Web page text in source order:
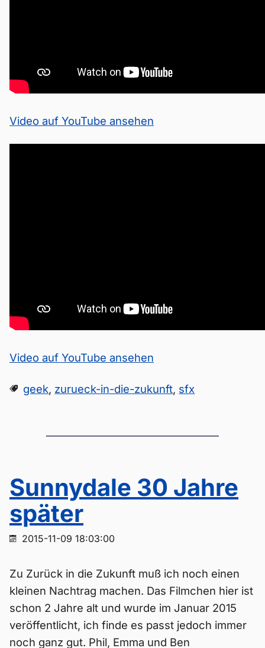
Video auf YouTube ansehen
Video auf YouTube ansehen
geek, zurueck-in-die-zukunft, sfx
Sunnydale 30 Jahre
später
2015-11-09 18:03:00
Zu Zurück in die Zukunft muß ich noch einen
kleinen Nachtrag machen. Das Filmchen hier ist
schon 2 Jahre alt und wurde im Januar 2015
veröffentlicht, ich finde es passt jedoch immer
noch ganz gut. Phil, Emma und Ben